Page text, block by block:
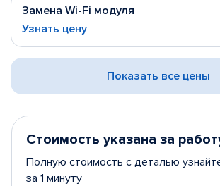
Замена Wi-Fi модуля
Узнать цену
Показать все цены
Стоимость указана за
Полную стоимость с деталью
за 1 минуту